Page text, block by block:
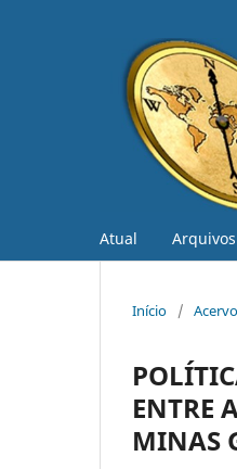
Atual Arquivos
Início / Acervo
ENTRE
MINAS